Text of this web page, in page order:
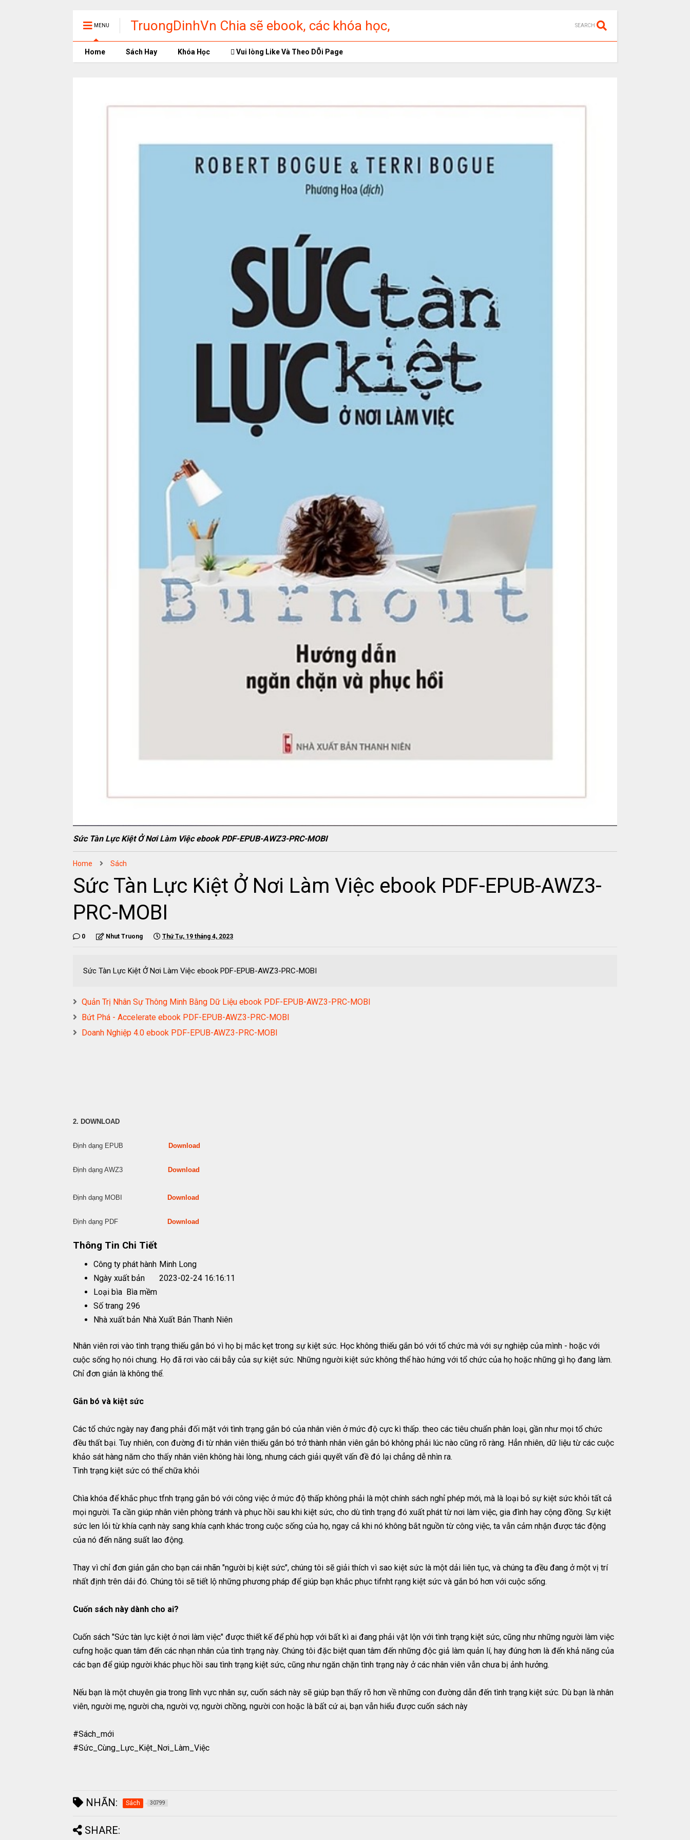
MENU
TruongDinhVn Chia sẽ ebook, các khóa học,
phần mềm học tập miễn phí
SEARCH
Home Sách Hay Khóa Học Vui lòng Like Và Theo DÕi Page
Sức Tàn Lực Kiệt Ở Nơi Làm Việc ebook PDF-EPUB-AWZ3-PRC-MOBI
Home Sách
Sức Tàn Lực Kiệt Ở Nơi Làm Việc ebook PDF-EPUB-AWZ3-
PRC-MOBI
0 Nhut Truong Thứ Tư, 19 tháng 4, 2023
Sức Tàn Lực Kiệt Ở Nơi Làm Việc ebook PDF-EPUB-AWZ3-PRC-MOBI
Quản Trị Nhân Sự Thông Minh Bằng Dữ Liệu ebook PDF-EPUB-AWZ3-PRC-MOBI
Bứt Phá - Accelerate ebook PDF-EPUB-AWZ3-PRC-MOBI
Doanh Nghiệp 4.0 ebook PDF-EPUB-AWZ3-PRC-MOBI
2. DOWNLOAD
Định dạng EPUB Download
Định dạng AWZ3 Download
Định dạng MOBI Download
Định dạng PDF Download
Thông Tin Chi Tiết
Công ty phát hành Minh Long
Ngày xuất bản
2023-02-24 16:16:11
Loại bìa Bìa mềm
Số trang 296
Nhà xuất bản Nhà Xuất Bản Thanh Niên
Nhân viên rơi vào tình trạng thiếu gắn bó vì họ bị mắc kẹt trong sự kiệt sức. Học không thiếu gắn bó với tổ chức mà với sự nghiệp của mình - hoặc với
cuộc sống họ nói chung. Họ đã rơi vào cái bẫy của sự kiệt sức. Những người kiệt sức không thể hào hứng với tổ chức của họ hoặc những gì họ đang làm.
Chỉ đơn giản là không thể.
Gắn bó và kiệt sức
Các tổ chức ngày nay đang phải đối mặt với tình trạng gắn bó của nhân viên ở mức độ cực kì thấp. theo các tiêu chuẩn phân loại, gần như mọi tổ chức
đều thất bại. Tuy nhiên, con đường đi từ nhân viên thiếu gắn bó trở thành nhân viên gắn bó không phải lúc nào cũng rõ ràng. Hẳn nhiên, dữ liệu từ các cuộc
khảo sát hàng năm cho thấy nhân viên không hài lòng, nhưng cách giải quyết vấn đề đó lại chẳng dễ nhìn ra.
Tình trạng kiệt sức có thể chữa khỏi
Chìa khóa để khắc phục tfnh trạng gắn bó với công việc ở mức độ thấp không phải là một chính sách nghỉ phép mới, mà là loại bỏ sự kiệt sức khỏi tất cả
mọi người. Ta cần giúp nhân viên phòng tránh và phục hồi sau khi kiệt sức, cho dù tình trạng đó xuất phát từ nơi làm việc, gia đình hay cộng đồng. Sự kiệt
sức len lỏi từ khía cạnh này sang khía cạnh khác trong cuộc sống của họ, ngay cả khi nó không bắt nguồn từ công việc, ta vẫn cảm nhận được tác động
của nó đến năng suất lao động.
Thay vì chỉ đơn giản gắn cho bạn cái nhãn "người bị kiệt sức", chúng tôi sẽ giải thích vì sao kiệt sức là một dải liên tục, và chúng ta đều đang ở một vị trí
nhất định trên dải đó. Chúng tôi sẽ tiết lộ những phương pháp để giúp bạn khắc phục tifnht rạng kiệt sức và gắn bó hơn với cuộc sống.
Cuốn sách này dành cho ai?
Cuốn sách "Sức tàn lực kiệt ở nơi làm việc" được thiết kế để phù hợp với bất kì ai đang phải vật lộn với tình trạng kiệt sức, cũng như những người làm việc
cufng hoặc quan tâm đến các nhạn nhân của tình trạng này. Chúng tôi đặc biệt quan tâm đến những độc giả làm quản lí, hay đúng hơn là đến khả năng của
các bạn để giúp người khác phục hồi sau tình trạng kiệt sức, cũng như ngăn chặn tình trạng này ở các nhân viên vẫn chưa bị ảnh hưởng.
Nếu bạn là một chuyên gia trong lĩnh vực nhân sự, cuốn sách này sẽ giúp bạn thấy rõ hơn về những con đường dẫn đến tình trạng kiệt sức. Dù bạn là nhân
viên, người mẹ, người cha, người vợ, người chồng, người con hoặc là bất cứ ai, bạn vẫn hiểu được cuốn sách này
#Sách_mới
#Sức_Cùng_Lực_Kiệt_Nơi_Làm_Việc
NHÃN: Sách 30799
SHARE: